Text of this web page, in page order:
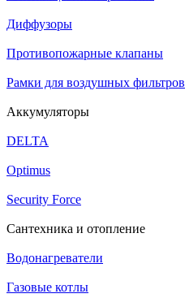
Диффузоры
Противопожарные клапаны
Рамки для воздушных фильтров
Аккумуляторы
DELTA
Optimus
Security Force
Сантехника и отопление
Водонагреватели
Газовые котлы